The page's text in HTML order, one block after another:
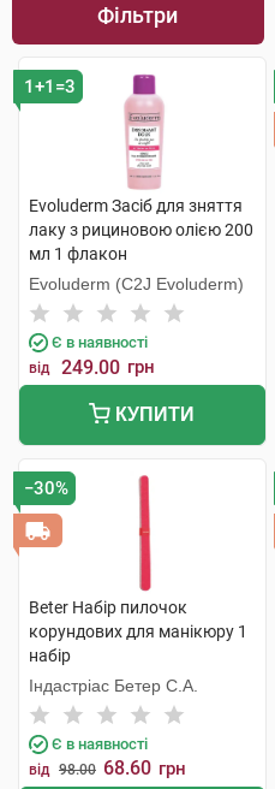
Фільтри
1+1=3
Evoluderm Засіб для зняття
лаку з рициновою олією 200
мл 1 флакон
Evoluderm (C2J Evoluderm)
Є в наявності
від 249.00 грн
КУПИТИ
−30%
Beter Набір пилочок
корундових для манікюру 1
набір
Індастріас Бетер С.А.
Є в наявності
від 98.00 68.60 грн